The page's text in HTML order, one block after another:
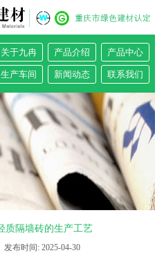
关于九冉 产品介绍 产品中心
生产车间 新闻动态 联系我们
质隔墙砖的生产工艺
发布时间: 2025-04-30